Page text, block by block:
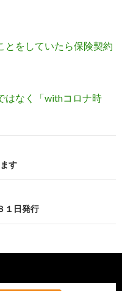
由
とをしていたら保険契約
はなく「withコロナ時
す
１日発行